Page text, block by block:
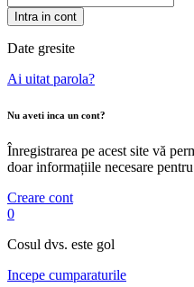
Intra in cont
Date gresite
Ai uitat parola?
Nu aveti inca un cont?
Înregistrarea pe acest site vă
doar informațiile necesare
Creare cont
0
Cosul dvs. este gol
Incepe cumparaturile